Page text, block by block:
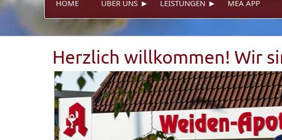
HOME ÜBER UNS LEISTUNGEN MEA APP
Herzlich willkommen! Wir